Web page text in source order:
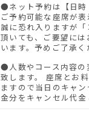
●ネット予約は【日時・人数】を指定して頂くと、
ご予約可能な座席が表
誠に恐れ入りますが
頂いても、ご要望に
います。予めご了承く
●人数やコース内容の変更は前日21時までにお願い
致します。 座席とお
ますので当日のキャ
金分をキャンセル代金